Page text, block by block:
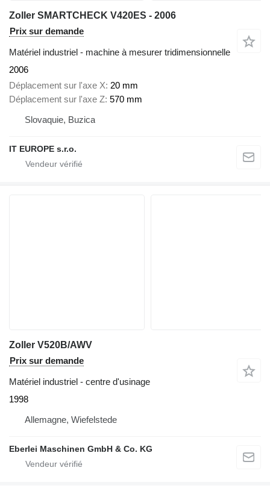
Zoller SMARTCHECK V420ES - 2006
Prix sur demande
Matériel industriel - machine à mesurer tridimensionnelle
2006
Déplacement sur l'axe X 20 mm
Déplacement sur l'axe Z 570 mm
Slovaquie, Buzica
IT EUROPE s.r.o.
Zoller V520B/AWV
Prix sur demande
Matériel industriel - centre d'usinage
1998
Allemagne, Wiefelstede
Eberlei Maschinen GmbH & Co. KG